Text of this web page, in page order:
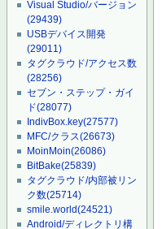
Visual Studio/バージョン
(29439)
USBデバイス開発
(29011)
タグクラウド/アクセス数
(28256)
セブン・ステップ・ガイ
ド(28077)
IndivBox.key(27577)
MFC/クラス(26673)
MoinMoin(26086)
BitBake(25839)
タグクラウド/内部被リン
ク数(25714)
smile.world(24521)
Android/ディレクトリ構